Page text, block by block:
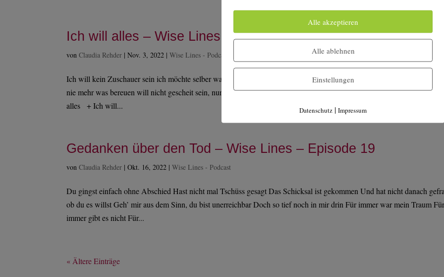
Ich will alles – Wise Lines – Episode 20
vonClaudia Rehder |Nov. 3, 2022 |Wise Lines - Podcast
Ich will kein Zuschauer sein ich möchte selber was tun und immer wissen, warum ich geb nicht nach ich will alles ich
nie mehr was bereuen will nicht gescheit sein, nur klug will nicht perfekt sein, nur gut ich will mehr ich will mehr ich will
alles + Ich will...
Gedanken über den Tod – Wise Lines – Episode 19
vonClaudia Rehder |Okt. 16, 2022 |Wise Lines - Podcast
Du gingst einfach ohne Abschied Hast nicht mal Tschüss gesagt Das Schicksal ist gekommen Und hat nicht danach
ob du es willst Geh’ mir aus dem Sinn, du bist unerreichbar Doch so tief noch in mir drin Für immer war mein Traum
immer gibt es nicht Für...
« Ältere Einträge
Alle akzeptieren
Alle ablehnen
Einstellungen
Datenschutz | Impressum